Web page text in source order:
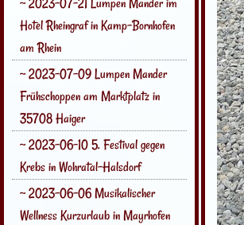
Hotel Rheingraf in Kamp-Bornhofen
am Rhein
~ 2023-07-09 Lumpen Mander
Frühschoppen am Marktplatz in
35708 Haiger
~ 2023-06-10 5. Festival gegen
Krebs in Wohratal-Halsdorf
~ 2023-06-06 Musikalischer
Wellness Kurzurlaub in Mayrhofen